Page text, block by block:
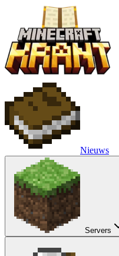
Nieuws
Servers